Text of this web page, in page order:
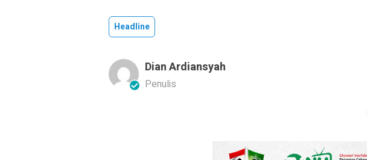
Headline
Dian Ardiansyah
Penulis